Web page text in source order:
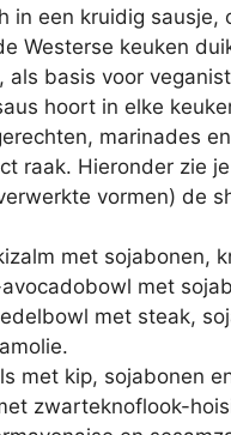
in een kruidig
Westerse keuken
als basis voor
hoort in elke
marinades
raak. Hieronder zie
vormen) de
met sojabonen,
met
met steak,
met kip, sojabonen
zwarteknoflook-